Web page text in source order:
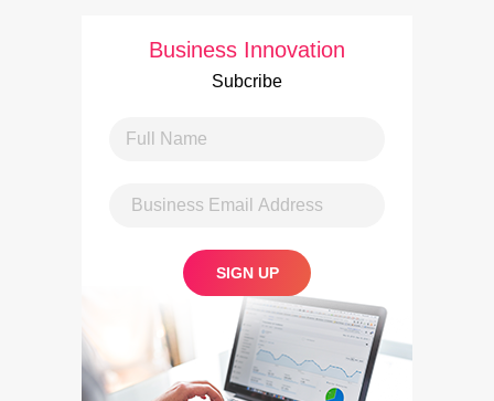
Business Innovation
Subcribe